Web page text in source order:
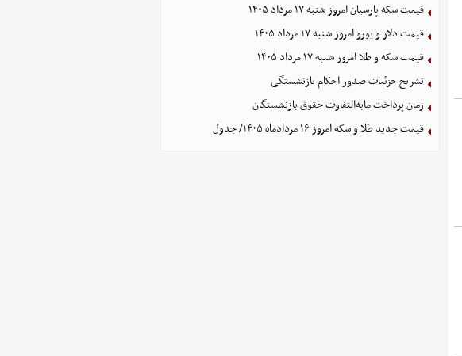
قیمت سکه پارسیان امروز شنبه ۱۷ مرداد ۱۴۰۵
قیمت دلار و یورو امروز شنبه ۱۷ مرداد ۱۴۰۵
قیمت سکه و طلا امروز شنبه ۱۷ مرداد ۱۴۰۵
تشریح جزئیات صدور احکام بازنشستگی
زمان پرداخت مابه‌التفاوت حقوق بازنشستگان
قیمت جدید طلا و سکه امروز ۱۶ مردادماه ۱۴۰۵/ جدول